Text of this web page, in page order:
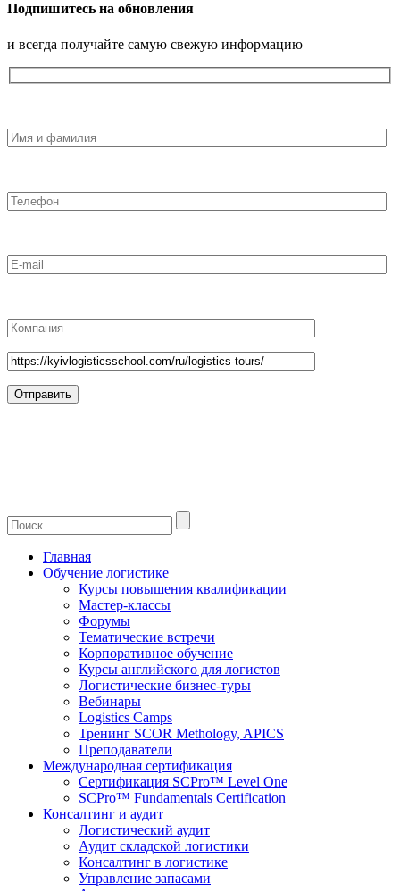
Подпишитесь на обновления
и всегда получайте самую свежую информацию
Главная
Обучение логистике
Курсы повышения квалификации
Мастер-классы
Форумы
Тематические встречи
Корпоративное обучение
Курсы английского для логистов
Логистические бизнес-туры
Вебинары
Logistics Camps
Тренинг SCOR Methology, APICS
Преподаватели
Международная сертификация
Сертификация SCPro™ Level One
SCPro™ Fundamentals Certification
Консалтинг и аудит
Логистический аудит
Аудит складской логистики
Консалтинг в логистике
Управление запасами